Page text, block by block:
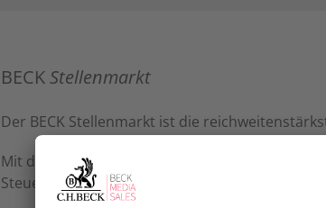
BECKStellenmarkt
Der BECK Stellenmarkt ist die
Mit der Online-Print-Kombination erreicht Ihre
Steuerberater – sowohl vielversprechende